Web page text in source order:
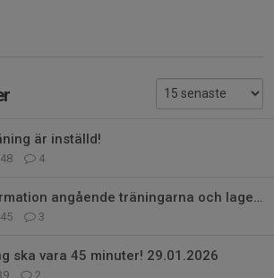
är inställd!
4
Viktig information angående träningarna och lagets framtid
3
ska vara 45 minuter! 29.01.2026
2